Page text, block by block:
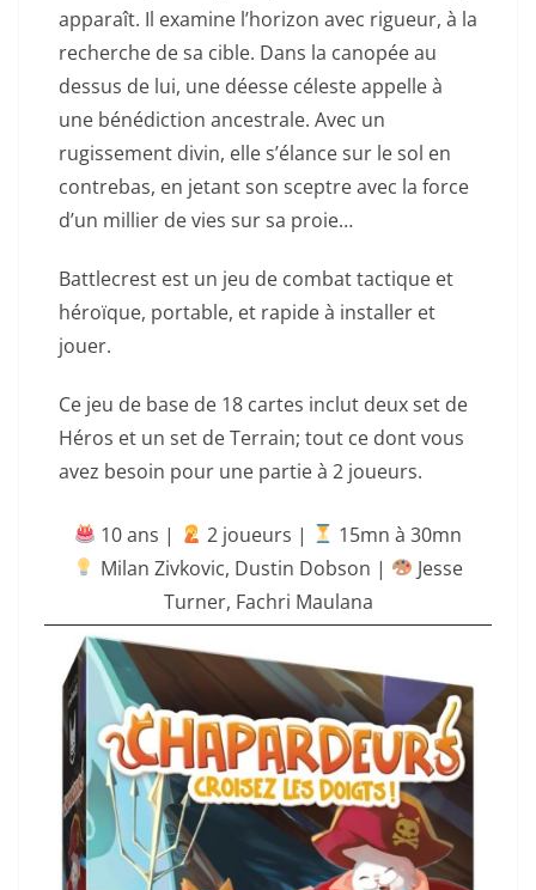
apparaît. Il examine l’horizon avec rigueur, à la
recherche de sa cible. Dans la canopée au
dessus de lui, une déesse céleste appelle à
une bénédiction ancestrale. Avec un
rugissement divin, elle s’élance sur le sol en
contrebas, en jetant son sceptre avec la force
d’un millier de vies sur sa proie…
Battlecrest est un jeu de combat tactique et
héroïque, portable, et rapide à installer et
jouer.
Ce jeu de base de 18 cartes inclut deux set de
Héros et un set de Terrain; tout ce dont vous
avez besoin pour une partie à 2 joueurs.
10 ans | ‍ 2 joueurs |
15mn à 30mn
Milan Zivkovic, Dustin Dobson |
Jesse
Turner, Fachri Maulana